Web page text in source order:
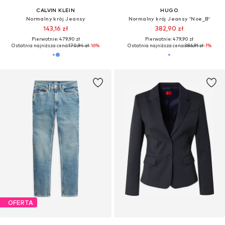
CALVIN KLEIN
Normalny krój Jeansy
143,16 zł
Pierwotnie: 479,90 zł
Ostatnia najniższa cena:170,94 zł-16%
HUGO
Normalny krój Jeansy 'Noe_B'
382,90 zł
Pierwotnie: 479,90 zł
Ostatnia najniższa cena:386,91 zł-1%
OFERTA